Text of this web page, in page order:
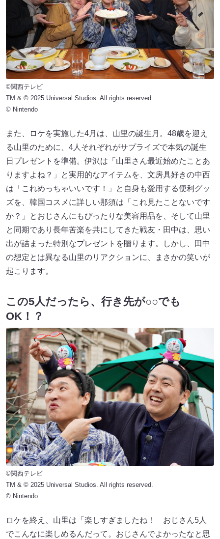
©関西テレビ
TM & © 2025 Universal Studios. All rights reserved.
© Nintendo
また、ロケを実施した4月は、山里の誕生月。48歳を迎え
る山里のために、4人それぞれがサプライズで本気の誕生
日プレゼントを準備。伊沢は「山里さん最近始めたことあ
りますよね？」と実用的なアイテムを、文房具好きの中西
は「これめっちゃいいです！」と自身も愛用する便利グッ
ズを、韓国コスメに詳しい那須は「これ見たことないです
か？」とおじさんにもぴったりな美容用品を、そして山里
と同期であり長年苦楽を共にしてきた戦友・田中は、思い
出が詰まった特別なプレゼントを贈ります。しかし、田中
の想定とは異なる山里のリアクションに、まさかの笑いが
起こります。
この5人だったら、行き先が○○でも
OK！？
©関西テレビ
TM & © 2025 Universal Studios. All rights reserved.
© Nintendo
ロケを終え、山里は「楽しすぎましたね！ おじさん5人
でこんなに楽しめるんだって。おじさんでよかったなと思